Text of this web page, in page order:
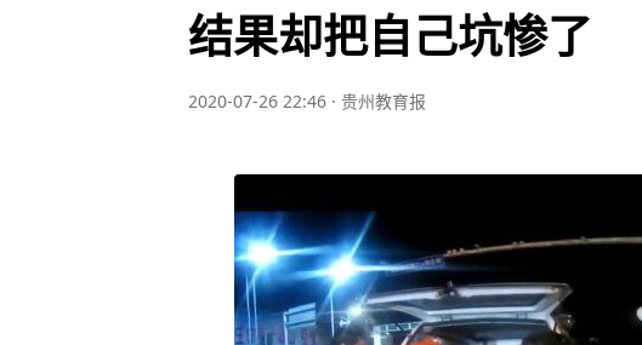
结果却把自己坑惨了
2020-07-26 22:46 · 贵州教育报